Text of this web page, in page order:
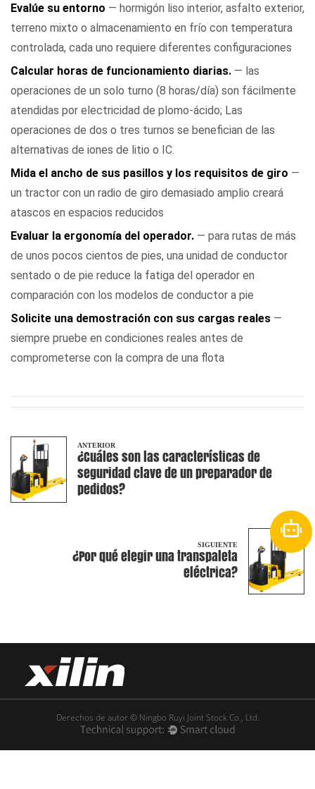
Evalúe su entorno — hormigón liso interior, asfalto exterior,
terreno mixto o almacenamiento en frío con temperatura
controlada, cada uno requiere diferentes configuraciones
Calcular horas de funcionamiento diarias. — las
operaciones de un solo turno (8 horas/día) son fácilmente
atendidas por electricidad de plomo-ácido; Las
operaciones de dos o tres turnos se benefician de las
alternativas de iones de litio o IC.
Mida el ancho de sus pasillos y los requisitos de giro —
un tractor con un radio de giro demasiado amplio creará
atascos en espacios reducidos
Evaluar la ergonomía del operador. — para rutas de más
de unos pocos cientos de pies, una unidad de conductor
sentado o de pie reduce la fatiga del operador en
comparación con los modelos de conductor a pie
Solicite una demostración con sus cargas reales —
siempre pruebe en condiciones reales antes de
comprometerse con la compra de una flota
ANTERIOR
¿Cuáles son las características de
seguridad clave de un preparador de
pedidos?
SIGUIENTE
¿Por qué elegir una transpaleta
eléctrica?
Derechos de autor © Ningbo Ruyi Joint Stock Co., Ltd.